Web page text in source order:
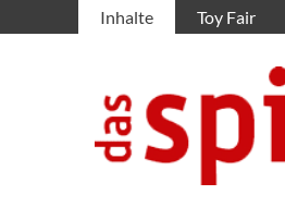
Inhalte Toy Fair